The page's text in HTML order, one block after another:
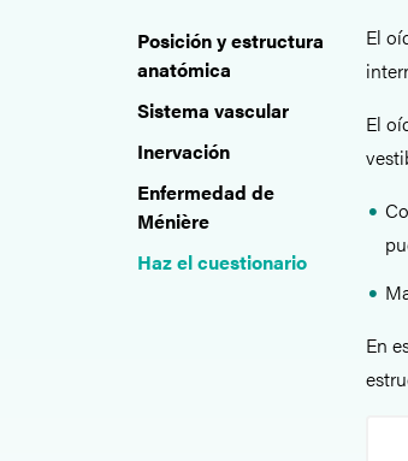
Posición y estructura
anatómica
Sistema vascular
Inervación
Enfermedad de
Ménière
Haz el cuestionario
El
El
En